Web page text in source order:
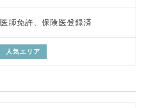
医師免許、保険医登録済
人気エリア